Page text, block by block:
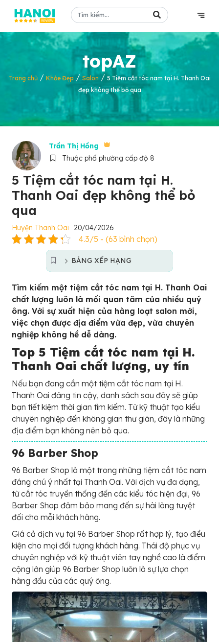
topAZ
Trang chủ/ Khỏe Đẹp/ Salon / 5 Tiệm cắt tóc nam tại H. Thanh Oai
đẹp không thể bỏ qua
Trần Thị Hồng
Thuộc phố phường cấp độ 8
5 Tiệm cắt tóc nam tại H.
Thanh Oai đẹp không thể bỏ
qua
Huyện Thanh Oai 20/04/2026
4.3/5 - (63 bình chọn)
BẢNG XẾP HẠNG
Tìm kiếm một tiệm cắt tóc nam tại H. Thanh Oai
chất lượng luôn là mối quan tâm của nhiều quý
ông. Với sự xuất hiện của hàng loạt salon mới,
việc chọn được địa điểm vừa đẹp, vừa chuyên
nghiệp không hề dễ dàng.
Top 5 Tiệm cắt tóc nam tại H.
Thanh Oai chất lượng, uy tín
Nếu bạn đang cần một tiệm cắt tóc nam tại H.
Thanh Oai đáng tin cậy, danh sách sau đây sẽ giúp
bạn tiết kiệm thời gian tìm kiếm. Từ kỹ thuật tạo kiểu
chuyên nghiệp đến không gian thư giãn, đây là những
địa điểm bạn không nên bỏ qua.
96 Barber Shop
96 Barber Shop là một trong những tiệm cắt tóc nam
đáng chú ý nhất tại Thanh Oai. Với dịch vụ đa dạng,
từ cắt tóc truyền thống đến các kiểu tóc hiện đại, 96
Barber Shop đảm bảo mang đến sự hài lòng tuyệt
đối cho mỗi khách hàng.
Giá cả dịch vụ tại 96 Barber Shop rất hợp lý, tạo điều
kiện cho mọi đối tượng khách hàng. Thái độ phục vụ
chuyên nghiệp với kỹ thuật viên tay nghề cao là điểm
cộng lớn giúp 96 Barber Shop luôn là sự lựa chọn
hàng đầu của các quý ông.